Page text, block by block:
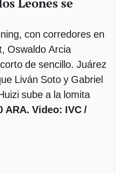
con corredores en
Oswaldo Arcia
de sencillo. Juárez
Liván Soto y Gabriel
sube a la lomita
ARA. Video: IVC /